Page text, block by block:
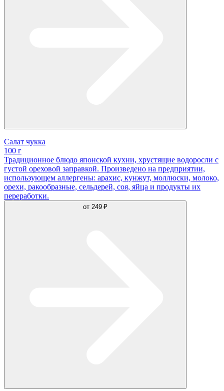
Салат чукка
100 г
Традиционное блюдо японской кухни, хрустящие водоросли с
густой ореховой заправкой. Произведено на предприятии,
использующем аллергены: арахис, кунжут, моллюски, молоко,
орехи, ракообразные, сельдерей, соя, яйца и продукты их
переработки.
от 249 ₽